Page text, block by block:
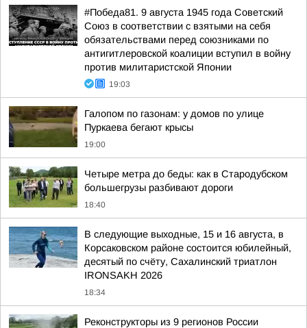
#Победа81. 9 августа 1945 года Советский
Союз в соответствии с взятыми на себя
обязательствами перед союзниками по
антигитлеровской коалиции вступил в войну
против милитаристской Японии
19:03
Галопом по газонам: у домов по улице
Пуркаева бегают крысы
19:00
Четыре метра до беды: как в Стародубском
большегрузы разбивают дороги
18:40
В следующие выходные, 15 и 16 августа, в
Корсаковском районе состоится юбилейный,
десятый по счёту, Сахалинский триатлон
IRONSAKH 2026
18:34
Реконструкторы из 9 регионов России